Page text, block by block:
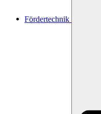
Fördertechnik